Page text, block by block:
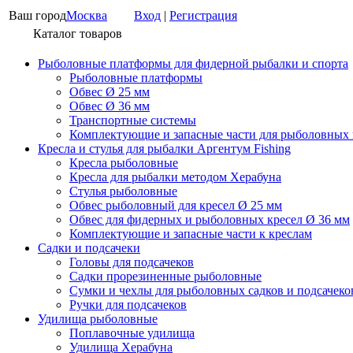
Ваш городМосква Вход | Регистрация
Каталог товаров
Рыболовные платформы для фидерной рыбалки и спорта
Рыболовные платформы
Обвес Ø 25 мм
Обвес Ø 36 мм
Транспортные системы
Комплектующие и запасные части для рыболовных
Кресла и стулья для рыбалки Аргентум Fishing
Кресла рыболовные
Кресла для рыбалки методом Херабуна
Стулья рыболовные
Обвес рыболовный для кресел Ø 25 мм
Обвес для фидерных и рыболовных кресел Ø 36 мм
Комплектующие и запасные части к креслам
Садки и подсачеки
Головы для подсачеков
Садки прорезиненные рыболовные
Сумки и чехлы для рыболовных садков и
Ручки для подсачеков
Удилища рыболовные
Поплавочные удилища
Удилища Херабуна